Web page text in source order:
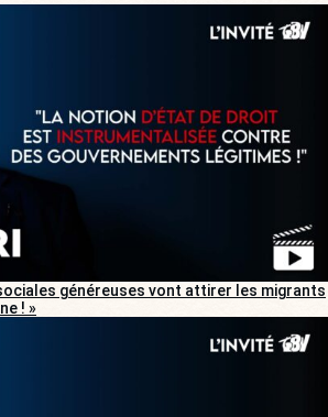
sociales généreuses vont attirer les migrants
! »